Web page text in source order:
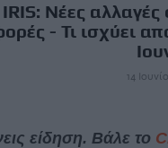
IRIS: Νέες αλλαγές
- Τι ισχύει
14
είδηση. Βάλε το